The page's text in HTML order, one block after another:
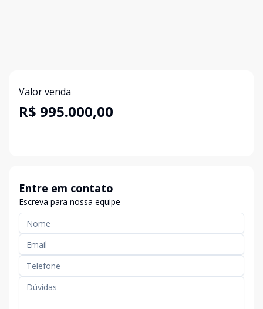
Valor venda
R$ 995.000,00
Entre em contato
Escreva para nossa equipe